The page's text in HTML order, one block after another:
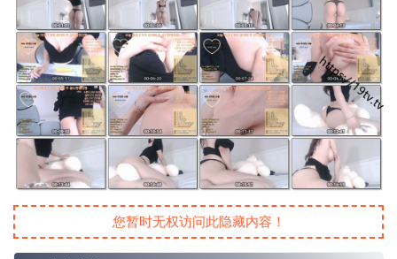
您暂时无权访问此隐藏内容！